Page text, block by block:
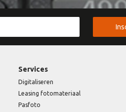
Services
Digitaliseren
Leasing fotomateriaal
Pasfoto